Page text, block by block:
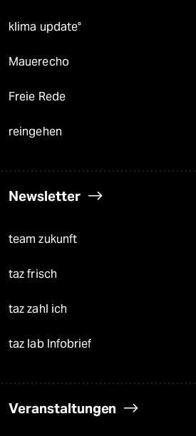
klima update°
Mauerecho
Freie Rede
reingehen
Newsletter
team zukunft
taz frisch
taz zahl ich
taz lab Infobrief
Veranstaltungen